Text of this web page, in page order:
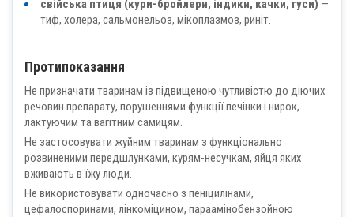
свійська птиця (кури-бройлери, індики, качки, гуси) —
тиф, холера, сальмонельоз, мікоплазмоз, риніт.
Протипоказання
Не призначати тваринам із підвищеною чутливістю до діючих
речовин препарату, порушеннями функції печінки і нирок,
лактуючим та вагітним самицям.
Не застосовувати жуйним тваринам з функціонально
розвиненими передшлунками, курям-несучкам, яйця яких
вживають в їжу люди.
Не використовувати одночасно з пеніцилінами,
цефалоспоринами, лінкоміцином, параамінобензойною